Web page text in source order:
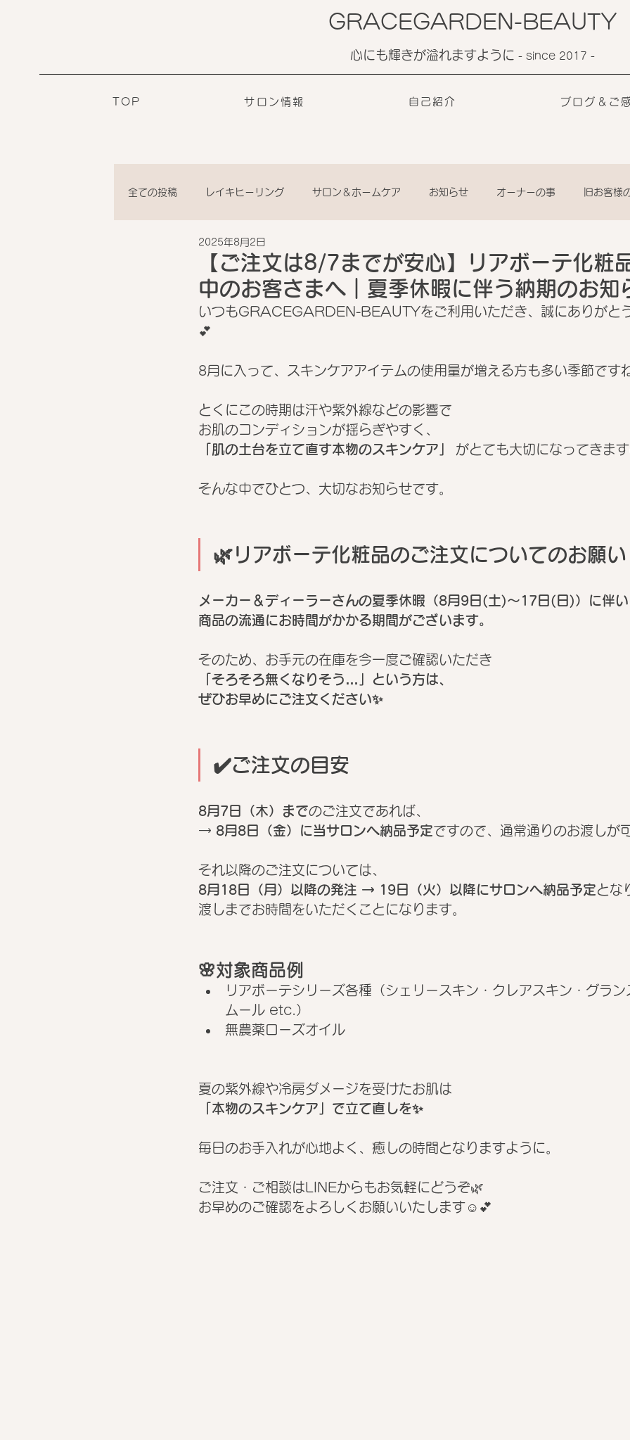
GRACEGARDEN-BEAUTY
心にも輝きが溢れますように ​- since 2017 -
TOP サロン情報 自己紹介 ブログ＆ご
全ての投稿 レイキヒーリング サロン＆ホームケア お知らせ オーナーの事 旧お客様
【ご注文は8/7までが安心】リアボーテ化粧
中のお客さまへ｜夏季休暇に伴う納期のお知
2025年8月2日
いつもGRACEGARDEN-BEAUTYをご利用いただき、誠にありがと
💕
8月に入って、スキンケアアイテムの使用量が増える方も多い季節です
とくにこの時期は汗や紫外線などの影響で
お肌のコンディションが揺らぎやすく、
「肌の土台を立て直す本物のスキンケア」
がとても大切になってきま
そんな中でひとつ、大切なお知らせです。
🌿リアボーテ化粧品のご注文についてのお願い
メーカー＆ディーラーさんの夏季休暇（8月9日(土)～17日(日)）に伴い
商品の流通にお時間がかかる期間がございます。
そのため、お手元の在庫を今一度ご確認いただき
「そろそろ無くなりそう…」という方は、
ぜひお早めにご注文ください✨
✔️ご注文の目安
8月7日（木）までのご注文であれば、
→ 8月8日（金）に当サロンへ納品予定ですので、通常通りのお渡しが
それ以降のご注文については、
8月18日（月）以降の発注 → 19日（火）以降にサロンへ納品予定とな
渡しまでお時間をいただくことになります。
🌸対象商品例
リアボーテシリーズ各種（シェリースキン・クレアスキン・グラン
ムール etc.）
無農薬ローズオイル
夏の紫外線や冷房ダメージを受けたお肌は
「本物のスキンケア」で立て直しを✨
毎日のお手入れが心地よく、癒しの時間となりますように。
ご注文・ご相談はLINEからもお気軽にどうぞ🌿
お早めのご確認をよろしくお願いいたします☺️💕